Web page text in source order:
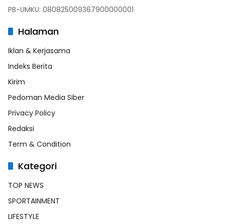
PB-UMKU: 080825009367900000001
Halaman
Iklan & Kerjasama
Indeks Berita
Kirim
Pedoman Media Siber
Privacy Policy
Redaksi
Term & Condition
Kategori
TOP NEWS
SPORTAINMENT
LIFESTYLE